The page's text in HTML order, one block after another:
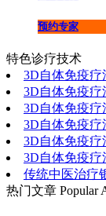
预约专家
特色诊疗技术
3D自体免疫
3D自体免疫疗
3D自体免疫疗
3D自体免疫疗
3D自体免疫疗
3D自体免疫疗
传统中医治疗
热门文章 Popular